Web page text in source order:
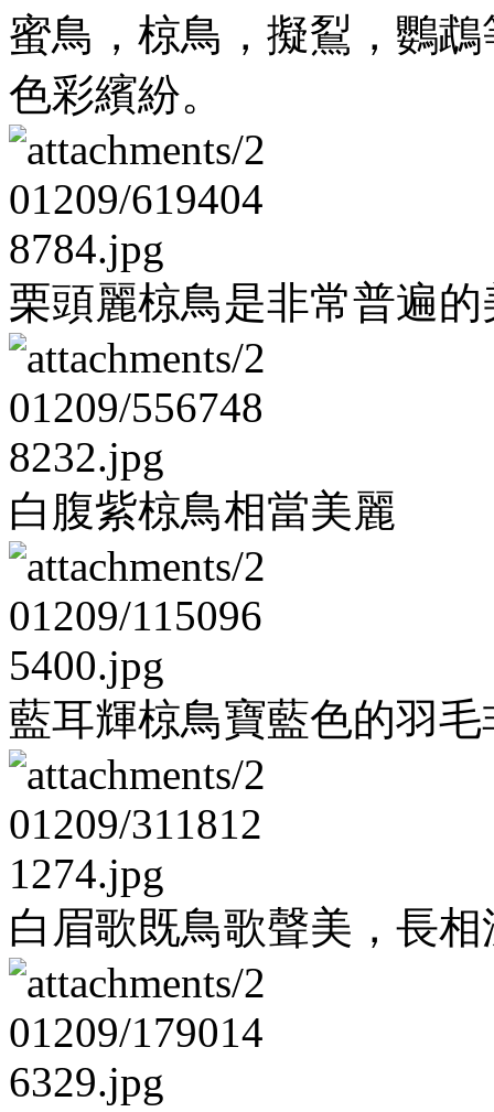
蜜鳥，椋鳥，擬鴷，鸚
色彩繽紛。
栗頭麗椋鳥是非常普遍
白腹紫椋鳥相當美麗
藍耳輝椋鳥寶藍色的羽
白眉歌既鳥歌聲美，長